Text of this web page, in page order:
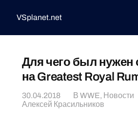
VSplanet.net
Для чего был нужен
на Greatest Royal
30.04.2018 В WWE, Новости
Алексей Красильников